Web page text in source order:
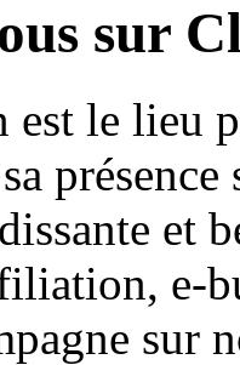
sur
le lieu
et
e-
sur